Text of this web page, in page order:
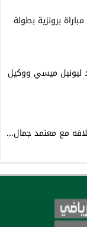
برونزية بطولة
ميسي ووكيل
مع معتمد جمال...